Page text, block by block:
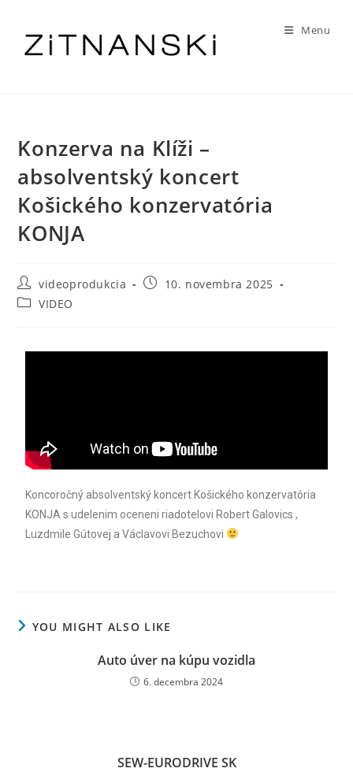
Menu
Konzerva na Klíži –
absolventský koncert
Košického konzervatória
KONJA
videoprodukcia
10. novembra 2025
VIDEO
Koncoročný absolventský koncert Košického konzervatória
KONJA s udelenim oceneni riadotelovi Robert Galovics ,
Luzdmile Gútovej a Václavovi Bezuchovi
YOU MIGHT ALSO LIKE
Auto úver na kúpu vozidla
6. decembra 2024
SEW-EURODRIVE SK